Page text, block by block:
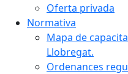
Oferta privada
Normativa
Mapa de
Llobregat.
Ordenances